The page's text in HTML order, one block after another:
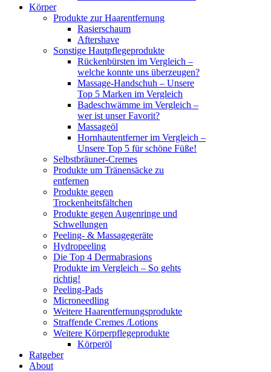
Körper
Produkte zur Haarentfernung
Rasierschaum
Aftershave
Sonstige Hautpflegeprodukte
Rückenbürsten im Vergleich –
welche konnte uns überzeugen?
Massage-Handschuh – Unsere
Top 5 Marken im Vergleich
Badeschwämme im Vergleich –
wer ist unser Favorit?
Massageöl
Hornhautentferner im Vergleich –
Unsere Top 5 für schöne Füße!
Selbstbräuner-Cremes
Produkte um Tränensäcke zu
entfernen
Produkte gegen
Trockenheitsfältchen
Produkte gegen Augenringe und
Schwellungen
Peeling- & Massagegeräte
Hydropeeling
Die Top 4 Dermabrasions
Produkte im Vergleich – So gehts
richtig!
Peeling-Pads
Microneedling
Weitere Haarentfernungsprodukte
Straffende Cremes /Lotions
Weitere Körperpflegeprodukte
Körperöl
Ratgeber
About